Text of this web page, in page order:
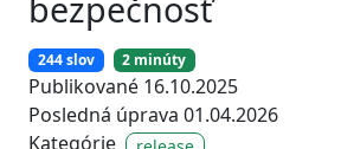
244 slov 2 minúty
Publikované 16.10.2025
Posledná úprava 01.04.2026
Kategórie